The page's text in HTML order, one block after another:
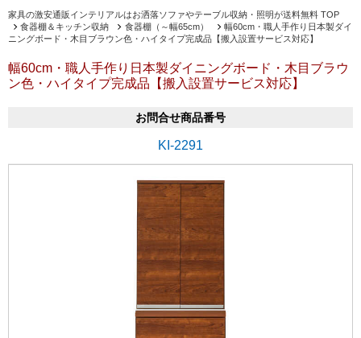
家具の激安通販インテリアルはお洒落ソファやテーブル収納・照明が送料無料 TOP
食器棚＆キッチン収納
食器棚（～幅65cm）
幅60cm・職人手作り日本製ダイ
ニングボード・木目ブラウン色・ハイタイプ完成品【搬入設置サービス対応】
幅60cm・職人手作り日本製ダイニングボード・木目ブラウ
ン色・ハイタイプ完成品【搬入設置サービス対応】
お問合せ商品番号
KI-2291